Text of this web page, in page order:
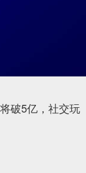
破5亿，社交玩